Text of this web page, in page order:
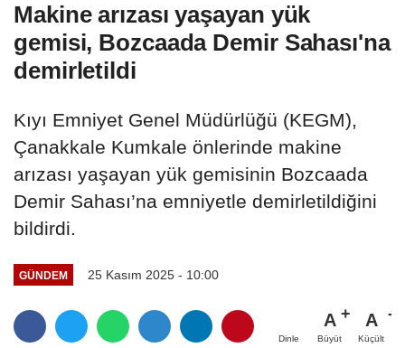
Makine arızası yaşayan yük
gemisi, Bozcaada Demir Sahası'na
demirletildi
Kıyı Emniyet Genel Müdürlüğü (KEGM),
Çanakkale Kumkale önlerinde makine
arızası yaşayan yük gemisinin Bozcaada
Demir Sahası’na emniyetle demirletildiğini
bildirdi.
GÜNDEM 25 Kasım 2025 - 10:00
Dinle
A
Büyüt
A
Küçült